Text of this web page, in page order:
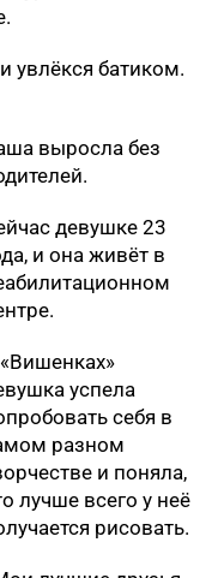
увлёкся батиком.
выросла без
девушке 23
и она живёт в
успела
себя в
разном
и поняла,
лучше всего у неё
рисовать.